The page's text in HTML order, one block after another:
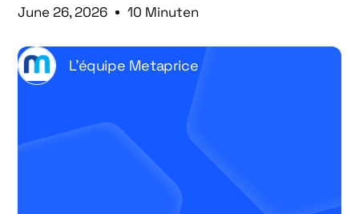
June 26, 2026 10 Minuten
L'équipe Metaprice